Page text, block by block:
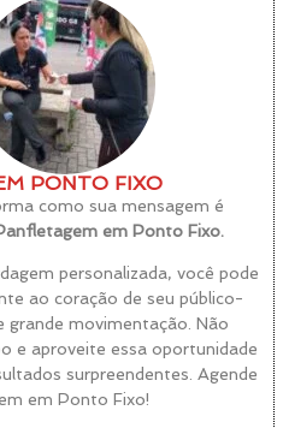
PONTO FIXO
como sua mensagem é
em Ponto Fixo.
personalizada, você pode
ao coração de seu público-
grande movimentação. Não
e aproveite essa oportunidade
surpreendentes. Agende
em Ponto Fixo!